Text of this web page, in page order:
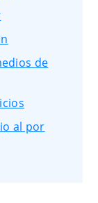
de
al por